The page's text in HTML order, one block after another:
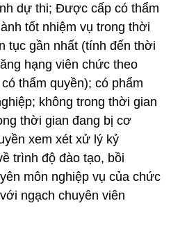
dự thi; Được cấp có thẩm
tốt nhiệm vụ trong thời
tục gần nhất (tính đến thời
hạng viên chức theo
thẩm quyền); có phẩm
không trong thời gian
thời gian đang bị cơ
xem xét xử lý kỷ
trình độ đào tạo, bồi
môn nghiệp vụ của chức
ngạch chuyên viên